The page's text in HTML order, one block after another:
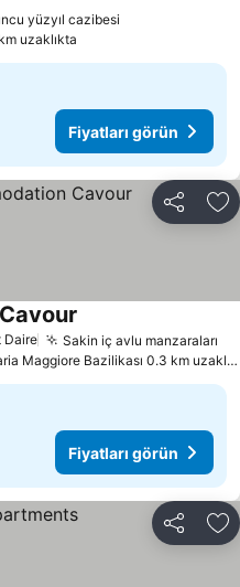
yüzyıl cazibesi
uzaklıkta
Fiyatları görün
Paylaş
Daire Sakin iç avlu manzaraları
Maggiore Bazilikası 0.3 km
Fiyatları görün
Paylaş